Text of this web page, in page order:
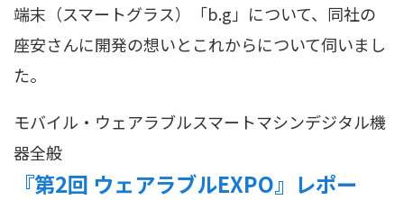
端末（スマートグラス）「b.g」について、同社の
座安さんに開発の想いとこれからについて伺いまし
た。
モバイル・ウェアラブルスマートマシンデジタル機
器全般
『第2回 ウェアラブルEXPO』レポー